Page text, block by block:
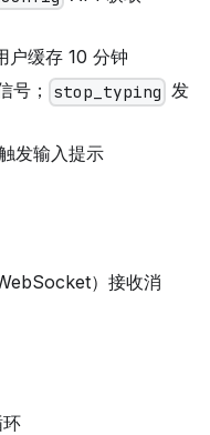
户缓存 10 分钟
号； stop_typing 发
发输入提示
）接收消